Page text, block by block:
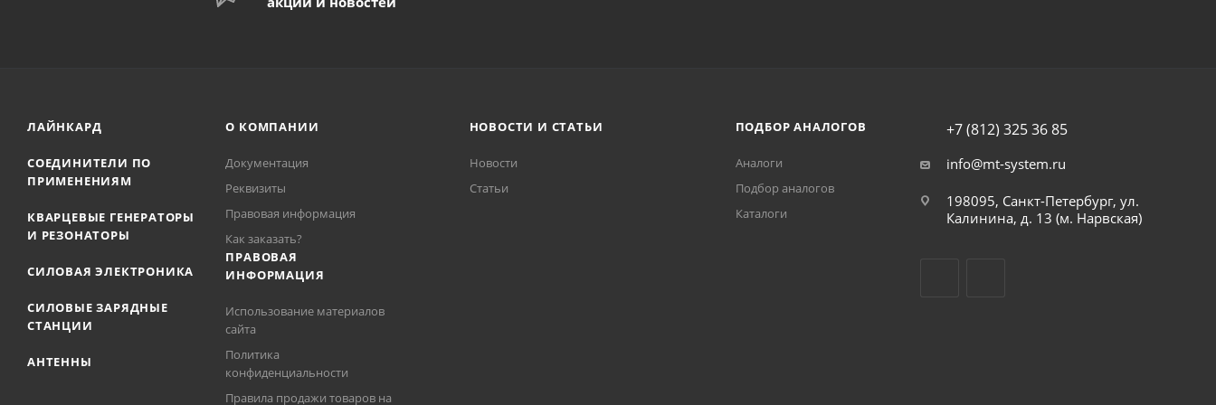
ЛАЙНКАРД
СОЕДИНИТЕЛИ ПО
ПРИМЕНЕНИЯМ
КВАРЦЕВЫЕ ГЕНЕРАТОРЫ
И РЕЗОНАТОРЫ
СИЛОВАЯ ЭЛЕКТРОНИКА
СИЛОВЫЕ ЗАРЯДНЫЕ
СТАНЦИИ
АНТЕННЫ
О КОМПАНИИ
Документация
Реквизиты
Правовая информация
Как заказать?
ПРАВОВАЯ
ИНФОРМАЦИЯ
Использование материалов
сайта
Политика
конфиденциальности
Правила продажи товаров на
НОВОСТИ И СТАТЬИ
Новости
Статьи
ПОДБОР АНАЛОГОВ
Аналоги
Подбор аналогов
Каталоги
+7 (812) 325 36 85
info@mt-system.ru
198095, Санкт-Петербург, ул.
Калинина, д. 13 (м. Нарвская)